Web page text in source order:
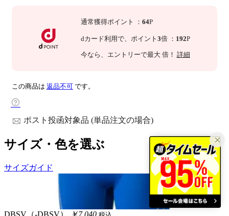
通常獲得ポイント ： 64P
dカード利用で、 ポイント 3倍 ： 192P
今なら 、エントリーで最大 倍！ 詳細
この商品は 返品不可 です。
ポスト投函対象品 (単品注文の場合)
サイズ・色を選ぶ
サイズガイド